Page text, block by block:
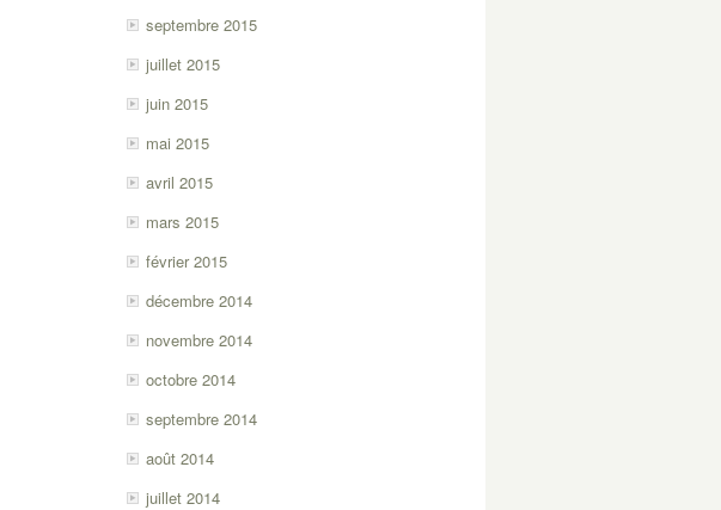
septembre 2015
juillet 2015
juin 2015
mai 2015
avril 2015
mars 2015
février 2015
décembre 2014
novembre 2014
octobre 2014
septembre 2014
août 2014
juillet 2014